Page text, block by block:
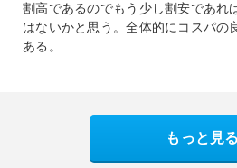
割高であるのでもう少し割安であれ
はないかと思う。全体的にコスパの
ある。
もっと見る